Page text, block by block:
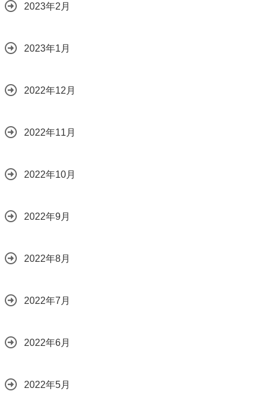
2023年2月
2023年1月
2022年12月
2022年11月
2022年10月
2022年9月
2022年8月
2022年7月
2022年6月
2022年5月